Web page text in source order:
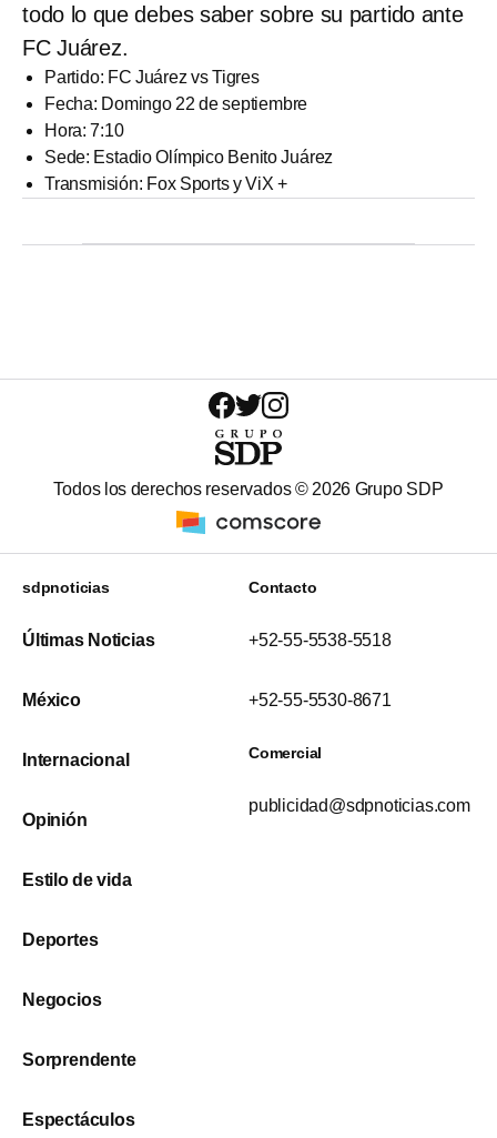
todo lo que debes saber sobre su partido ante
FC Juárez.
Partido: FC Juárez vs Tigres
Fecha: Domingo 22 de septiembre
Hora: 7:10
Sede: Estadio Olímpico Benito Juárez
Transmisión: Fox Sports y ViX +
Todos los derechos reservados © 2026 Grupo SDP
sdpnoticias
Últimas Noticias
México
Internacional
Opinión
Estilo de vida
Deportes
Negocios
Sorprendente
Espectáculos
Contacto
+52-55-5538-5518
+52-55-5530-8671
Comercial
publicidad@sdpnoticias.com